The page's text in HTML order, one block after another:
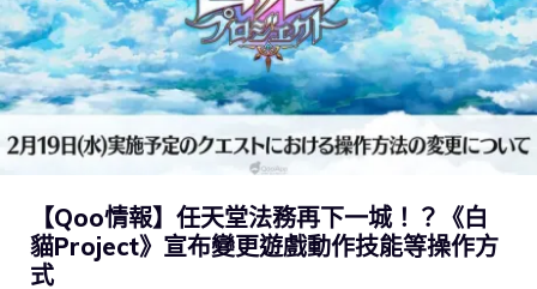
【Qoo情報】任天堂法務再下一城！？《白
貓Project》宣布變更遊戲動作技能等操作方
式